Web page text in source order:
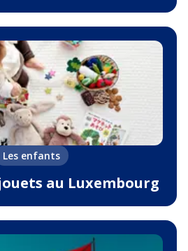
Les enfants
au Luxembourg